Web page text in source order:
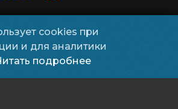
cookies при
и для аналитики
подробнее
70-60
28-11